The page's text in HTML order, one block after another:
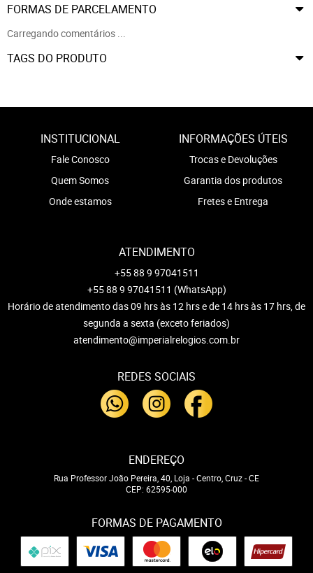
FORMAS DE PARCELAMENTO
Carregando comentários ...
TAGS DO PRODUTO
INSTITUCIONAL
Fale Conosco
Quem Somos
Onde estamos
INFORMAÇÕES ÚTEIS
Trocas e Devoluções
Garantia dos produtos
Fretes e Entrega
ATENDIMENTO
+55 88 9 97041511
+55 88 9 97041511 (WhatsApp)
Horário de atendimento das 09 hrs às 12 hrs e de 14 hrs às 17 hrs, de
segunda a sexta (exceto feriados)
atendimento@imperialrelogios.com.br
REDES SOCIAIS
ENDEREÇO
Rua Professor João Pereira, 40, Loja -Centro, Cruz-CE
CEP: 62595-000
FORMAS DE PAGAMENTO